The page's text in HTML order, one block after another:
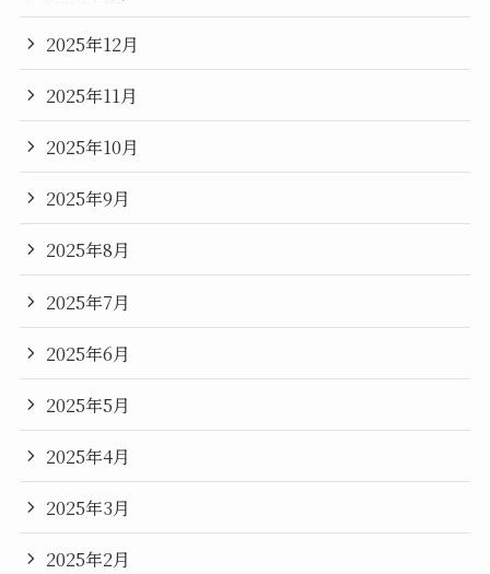
2025年12月
2025年11月
2025年10月
2025年9月
2025年8月
2025年7月
2025年6月
2025年5月
2025年4月
2025年3月
2025年2月